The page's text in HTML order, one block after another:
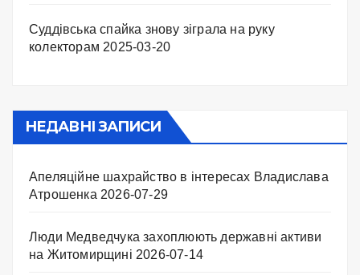
Суддівська спайка знову зіграла на руку
колекторам 2025-03-20
НЕДАВНІ ЗАПИСИ
Апеляційне шахрайство в інтересах Владислава
Атрошенка 2026-07-29
Люди Медведчука захоплюють державні активи
на Житомирщині 2026-07-14